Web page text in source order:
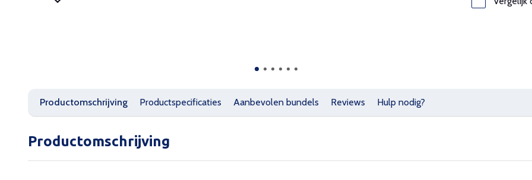
Productomschrijving Productspecificaties Aanbevolen bundels Reviews Hulp nodig?
Productomschrijving